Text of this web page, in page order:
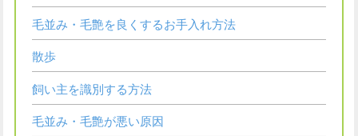
毛並み・毛艶を良くするお手入れ方法
散歩
飼い主を識別する方法
毛並み・毛艶が悪い原因